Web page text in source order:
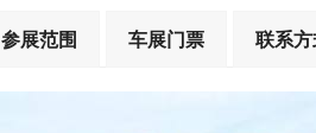
参展范围 车展门票 联系